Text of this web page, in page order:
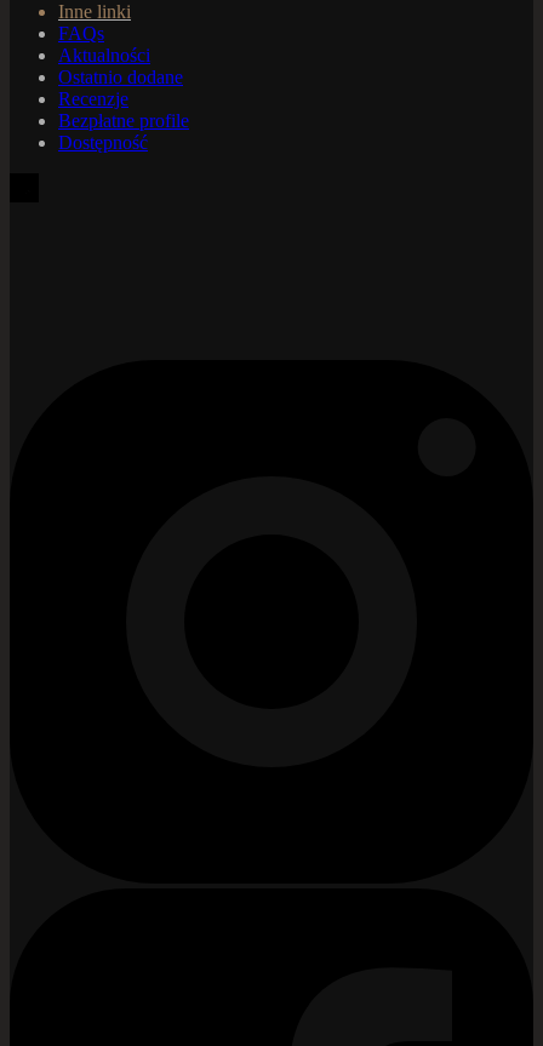
Inne linki
FAQs
Aktualności
Ostatnio dodane
Recenzje
Bezpłatne profile
Dostępność